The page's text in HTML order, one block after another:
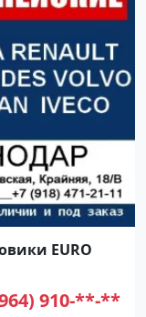
EURO
910-**-**